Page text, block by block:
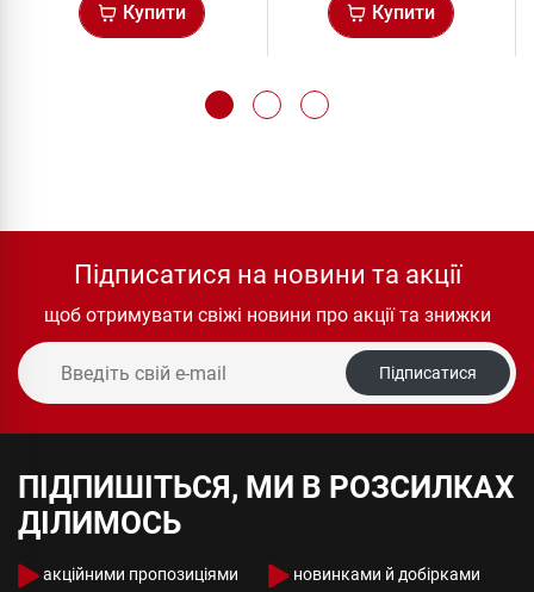
Купити
Купити
Підписатися на новини та акції
щоб отримувати свіжі новини про акції та знижки
Підписатися
ПІДПИШІТЬСЯ, МИ В РОЗСИЛКАХ
ДІЛИМОСЬ
акційними пропозиціями новинками й добірками